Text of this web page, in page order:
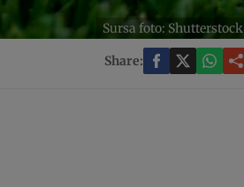
Sursa foto: Shutterstock
Share: